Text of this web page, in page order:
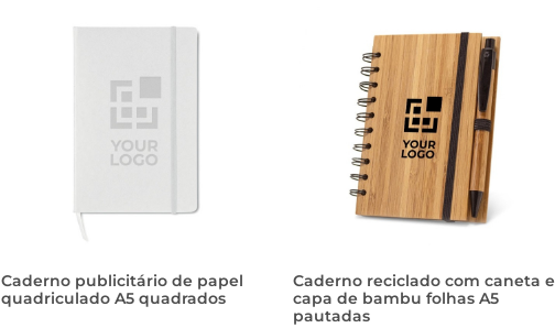
Caderno publicitário de papel
quadriculado A5 quadrados
Caderno reciclado com caneta e
capa de bambu folhas A5
pautadas